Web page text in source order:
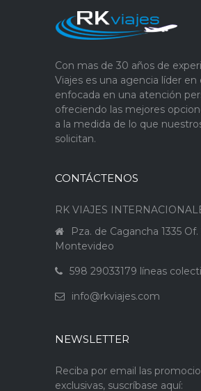
Con mas de 30 años de
Viajes es una agencia líder
enfocada en una atención
ofreciendo las mejores
a la medida de lo que
solicitan.
CONTÁCTENOS
RK VIAJES
Pza. de Cagancha 1335 Of.
Montevideo
598 29033179 líneas
info@rkviajes.com
NEWSLETTER
Reciba por email las
exclusivas, suscríbase aquí: